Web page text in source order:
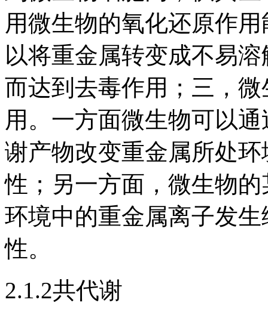
用微生物的氧化还原作
以将重金属转变成不易
而达到去毒作用；三，
用。一方面微生物可以
谢产物改变重金属所处
性；另一方面，微生物
环境中的重金属离子发
性。
2.1.2共代谢